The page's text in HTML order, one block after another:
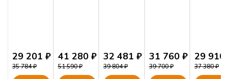
29 201 ₽
35 784₽
41 280 ₽
51 590₽
32 481 ₽
39 804₽
31 760 ₽
39 700₽
29 910
37 380₽